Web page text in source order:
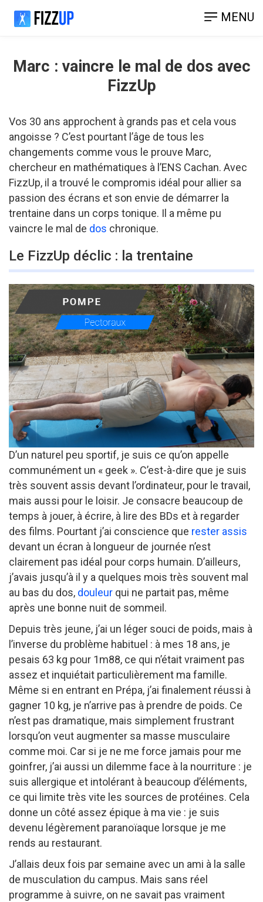
MENU
Marc : vaincre le mal de dos avec
FizzUp
Vos 30 ans approchent à grands pas et cela vous
angoisse ? C’est pourtant l’âge de tous les
changements comme vous le prouve Marc,
chercheur en mathématiques à l’ENS Cachan. Avec
FizzUp, il a trouvé le compromis idéal pour allier sa
passion des écrans et son envie de démarrer la
trentaine dans un corps tonique. Il a même pu
vaincre le mal de dos chronique.
Le FizzUp déclic : la trentaine
D’un naturel peu sportif, je suis ce qu’on appelle
communément un « geek ». C’est-à-dire que je suis
très souvent assis devant l’ordinateur, pour le travail,
mais aussi pour le loisir. Je consacre beaucoup de
temps à jouer, à écrire, à lire des BDs et à regarder
des films. Pourtant j’ai conscience que rester assis
devant un écran à longueur de journée n’est
clairement pas idéal pour corps humain. D’ailleurs,
j’avais jusqu’à il y a quelques mois très souvent mal
au bas du dos, douleur qui ne partait pas, même
après une bonne nuit de sommeil.
Depuis très jeune, j’ai un léger souci de poids, mais à
l’inverse du problème habituel : à mes 18 ans, je
pesais 63 kg pour 1m88, ce qui n’était vraiment pas
assez et inquiétait particulièrement ma famille.
Même si en entrant en Prépa, j’ai finalement réussi à
gagner 10 kg, je n’arrive pas à prendre de poids. Ce
n’est pas dramatique, mais simplement frustrant
lorsqu’on veut augmenter sa masse musculaire
comme moi. Car si je ne me force jamais pour me
goinfrer, j’ai aussi un dilemme face à la nourriture : je
suis allergique et intolérant à beaucoup d’éléments,
ce qui limite très vite les sources de protéines. Cela
donne un côté assez épique à ma vie : je suis
devenu légèrement paranoïaque lorsque je me
rends au restaurant.
J’allais deux fois par semaine avec un ami à la salle
de musculation du campus. Mais sans réel
programme à suivre, on ne savait pas vraiment